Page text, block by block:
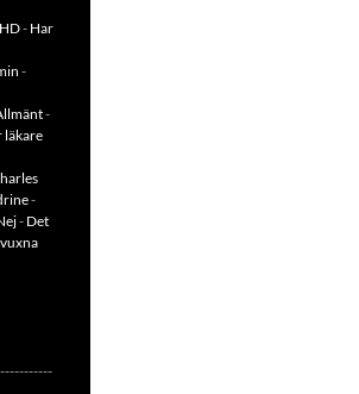
- Har
-
-
läkare
-
- Det